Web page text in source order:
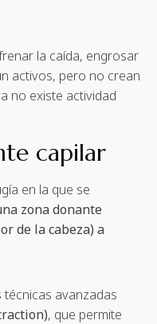
la caída, engrosar
activos, pero no crean
no existe actividad
capilar
en la que se
zona donante
de la cabeza) a
técnicas avanzadas
, que permite